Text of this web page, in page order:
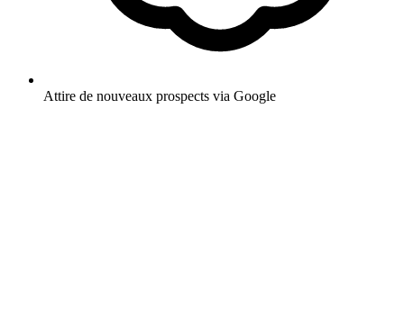
Attire de nouveaux prospects via Google